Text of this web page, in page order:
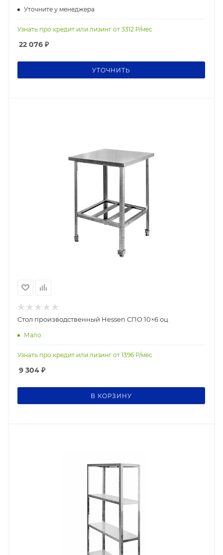
Уточните у менеджера
Узнать про кредит или лизинг от 3312 Р/мес
22 076 ₽
УТОЧНИТЬ
Стол производственный Hessen СПО 10×6 оц
Мало
Узнать про кредит или лизинг от 1396 Р/мес
9 304 ₽
В КОРЗИНУ